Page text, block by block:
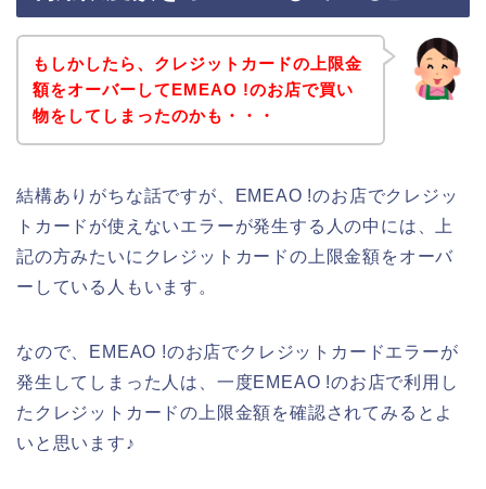
もしかしたら、クレジットカードの上限金
額をオーバーしてEMEAO !のお店で買い
物をしてしまったのかも・・・
結構ありがちな話ですが、EMEAO !のお店でクレジッ
トカードが使えないエラーが発生する人の中には、上
記の方みたいにクレジットカードの上限金額をオーバ
ーしている人もいます。
なので、EMEAO !のお店でクレジットカードエラーが
発生してしまった人は、一度EMEAO !のお店で利用し
たクレジットカードの上限金額を確認されてみるとよ
いと思います♪